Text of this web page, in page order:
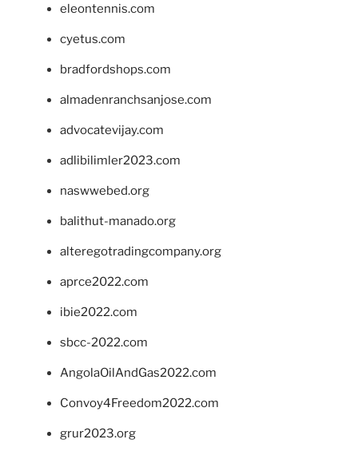
eleontennis.com
cyetus.com
bradfordshops.com
almadenranchsanjose.com
advocatevijay.com
adlibilimler2023.com
naswwebed.org
balithut-manado.org
alteregotradingcompany.org
aprce2022.com
ibie2022.com
sbcc-2022.com
AngolaOilAndGas2022.com
Convoy4Freedom2022.com
grur2023.org